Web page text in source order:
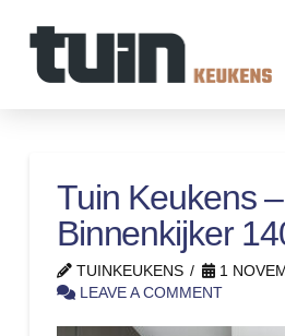
Tuin Keukens –
Binnenkijker
TUINKEUKENS
1
LEAVE A COMMENT